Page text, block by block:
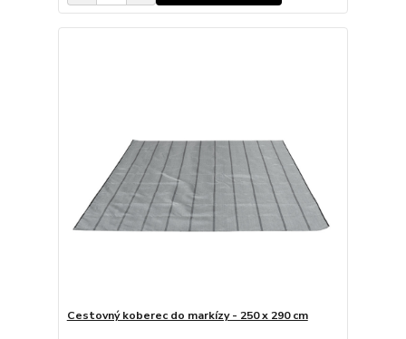
Cestovný koberec do markízy - 250 x 290 cm